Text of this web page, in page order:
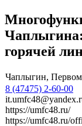
Чаплыгина:
горячей
Чаплыгин,
8 (47475) 2-60-00
https://umfc48.ru/
https://umfc48.ru/